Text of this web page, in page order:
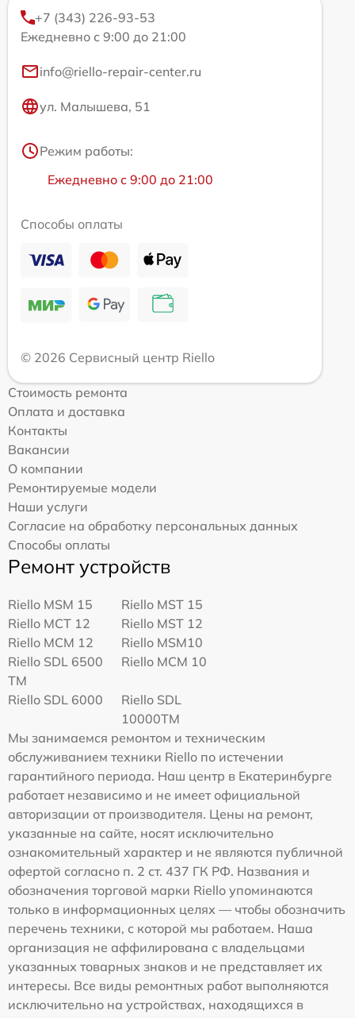
+7 (343) 226-93-53
Ежедневно с 9:00 до 21:00
info@riello-repair-center.ru
ул. Малышева, 51
Режим работы:
Ежедневно с 9:00 до 21:00
Способы оплаты
© 2026 Сервисный центр Riello
Стоимость ремонта
Оплата и доставка
Контакты
Вакансии
О компании
Ремонтируемые модели
Наши услуги
Согласие на обработку персональных данных
Способы оплаты
Ремонт устройств
Riello MSM 15
Riello MST 15
Riello MCT 12
Riello MST 12
Riello MCM 12
Riello MSM10
Riello SDL 6500
TM
Riello MCM 10
Riello SDL 6000
Riello SDL
10000TM
Мы занимаемся ремонтом и техническим
обслуживанием техники Riello по истечении
гарантийного периода. Наш центр в Екатеринбурге
работает независимо и не имеет официальной
авторизации от производителя. Цены на ремонт,
указанные на сайте, носят исключительно
ознакомительный характер и не являются публичной
офертой согласно п. 2 ст. 437 ГК РФ. Названия и
обозначения торговой марки Riello упоминаются
только в информационных целях — чтобы обозначить
перечень техники, с которой мы работаем. Наша
организация не аффилирована с владельцами
указанных товарных знаков и не представляет их
интересы. Все виды ремонтных работ выполняются
исключительно на устройствах, находящихся в